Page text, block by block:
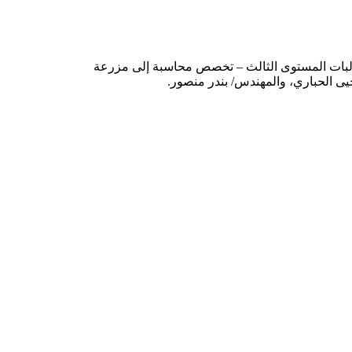
المستوى الثالث – تخصص محاسبة إلى مزرعة
الحباري، والمهندس/ بندر منصور.